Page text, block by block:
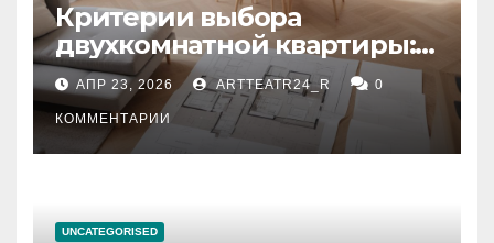
Критерии выбора
двухкомнатной квартиры:
планировка, площадь,
состояние и документация
АПР 23, 2026 ARTTEATR24_R 0
КОММЕНТАРИИ
UNCATEGORISED